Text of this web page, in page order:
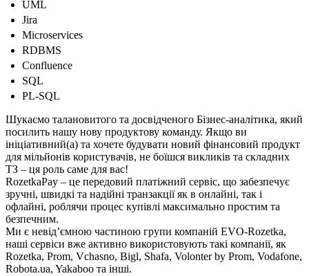
UML
Jira
Microservices
RDBMS
Confluence
SQL
PL-SQL
Шукаємо талановитого та досвідченого Бізнес-аналітика, який
посилить нашу нову продуктову команду. Якщо ви
ініціативний(а) та хочете будувати новий фінансовий продукт
для мільйонів користувачів, не боїшся викликів та складних
ТЗ – ця роль саме для вас!
RozetkaPay – це передовий платіжний сервіс, що забезпечує
зручні, швидкі та надійні транзакції як в онлайні, так і
офлайні, роблячи процес купівлі максимально простим та
безпечним.
Ми є невід’ємною частиною групи компаній EVO-Rozetka,
наші сервіси вже активно використовують такі компанії, як
Rozetka, Prom, Vchasno, Bigl, Shafa, Volonter by Prom, Vodafone,
Robota.ua, Yakaboo та інші.